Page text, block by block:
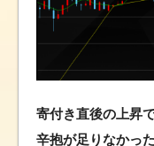
寄付き直後の上昇
辛抱が足りなかっ